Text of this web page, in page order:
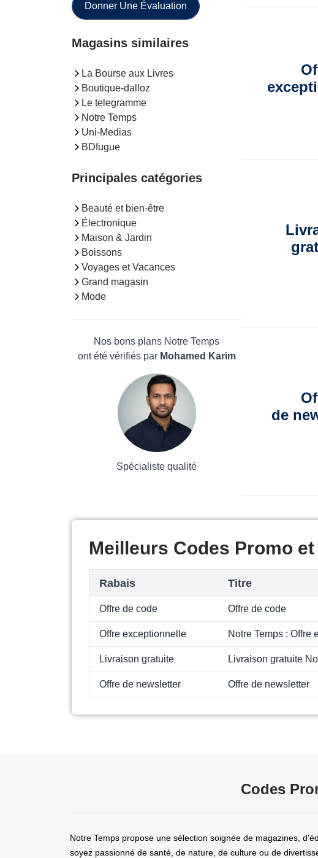
Donner Une Évaluation
Magasins similaires
La Bourse aux Livres
Boutique-dalloz
Le telegramme
Notre Temps
Uni-Medias
BDfugue
Principales catégories
Beauté et bien-être
Électronique
Maison & Jardin
Boissons
Voyages et Vacances
Grand magasin
Mode
Nos bons plans Notre Temps
ont été vérifiés par Mohamed Karim
Spécialiste qualité
de
Meilleurs Codes Promo
Rabais Titre
Offre de code Offre de code
Offre exceptionnelle Notre Temps : Offre
Livraison gratuite Livraison gratuite
Offre de newsletter Offre de newsletter
Codes
Notre Temps propose une sélection soignée de magazines,
soyez passionné de santé, de nature, de culture ou de